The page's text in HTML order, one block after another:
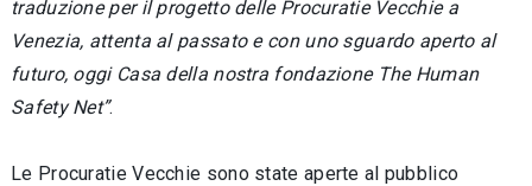
traduzione per il progetto delle Procuratie Vecchie a
Venezia, attenta al passato e con uno sguardo aperto al
futuro, oggi Casa della nostra fondazione The Human
Safety Net”.
Le Procuratie Vecchie sono state aperte al pubblico